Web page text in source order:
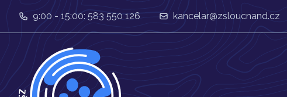
9:00 - 15:00: 583 550 126 kancelar@zsloucnand.cz